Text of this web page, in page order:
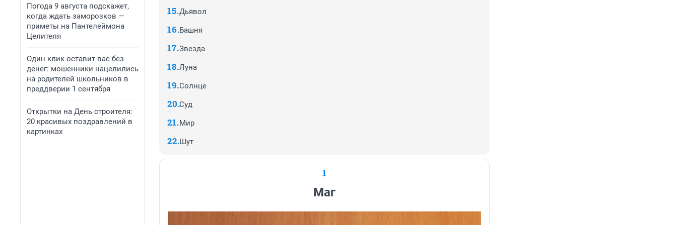
Погода 9 августа подскажет,
когда ждать заморозков —
приметы на Пантелеймона
Целителя
Один клик оставит вас без
денег: мошенники нацелились
на родителей школьников в
преддверии 1 сентября
Открытки на День строителя:
20 красивых поздравлений в
картинках
Дьявол
Башня
Звезда
Луна
Солнце
Суд
Мир
Шут
1
Маг